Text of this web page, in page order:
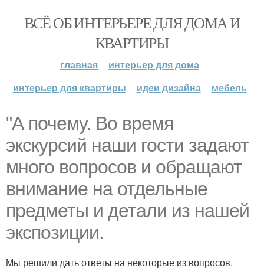
ВСЁ ОБ ИНТЕРЬЕРЕ ДЛЯ ДОМА И
КВАРТИРЫ
главная
интерьер для дома
интерьер для квартиры
идеи дизайна мебель
"А почему. Во время
экскурсий наши гости задают
много вопросов и обращают
внимание на отдельные
предметы и детали из нашей
экспозиции.
Мы решили дать ответы на некоторые из вопросов.